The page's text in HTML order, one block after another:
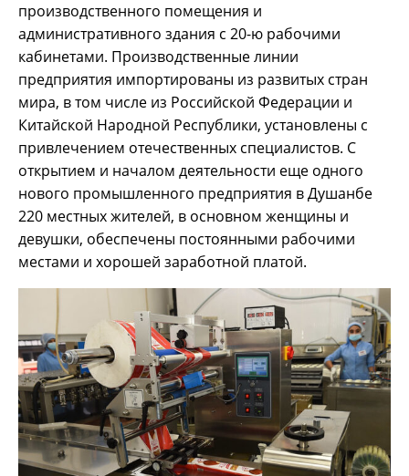
производственного помещения и
административного здания с 20-ю рабочими
кабинетами. Производственные линии
предприятия импортированы из развитых стран
мира, в том числе из Российской Федерации и
Китайской Народной Республики, установлены с
привлечением отечественных специалистов. С
открытием и началом деятельности еще одного
нового промышленного предприятия в Душанбе
220 местных жителей, в основном женщины и
девушки, обеспечены постоянными рабочими
местами и хорошей заработной платой.